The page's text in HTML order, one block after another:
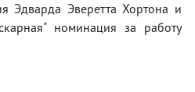
Эдварда Эверетта Хортона и
номинация за работу